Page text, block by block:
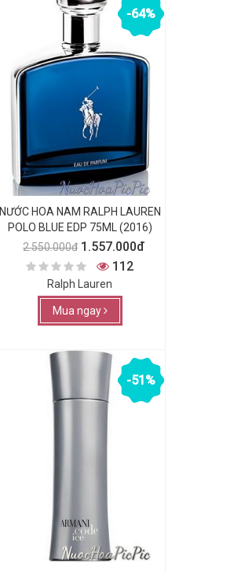
-64%
NƯỚC HOA NAM RALPH LAUREN
POLO BLUE EDP 75ML (2016)
2.550.000đ 1.557.000đ
112
Ralph Lauren
Mua ngay
-51%